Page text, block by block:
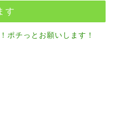
す
ポチっとお願いします！